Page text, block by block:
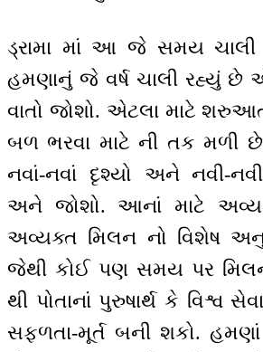
ડ્રામા માં આ જે સમય
હમણાનું જે વર્ષ ચાલી રહ્યું છે
વાતો જોશો. એટલા માટે
બળ ભરવા માટે ની તક મળી
નવાં-નવાં દૃશ્યો અને નવી-
અને જોશો. આનાં માટે
અવ્યક્ત મિલન નો વિશેષ
જેથી કોઈ પણ સમય પર મિલન
થી પોતાનાં પુરુષાર્થ કે વિશ્વ
સફળતા-મૂર્ત બની શકો.